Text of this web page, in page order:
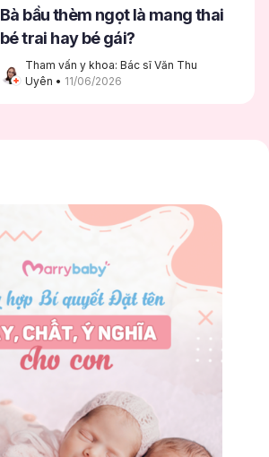
Bà bầu thèm ngọt là mang thai
bé trai hay bé gái?
Tham vấn y khoa: Bác sĩ Văn Thu
Uyên • 11/06/2026